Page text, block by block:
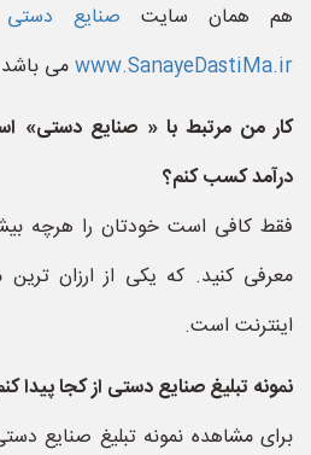
هم همان سایت صنایع
www.SanayeDastiMa.irمی
کار من مرتبط با « صنایع دستی»
درآمد کسب کنم؟
فقط کافی است خودتان را هرچه
معرفی کنید. که یکی از ارزان
اینترنت است.
نمونه تبلیغ صنایع دستی از کجا پیدا
برای مشاهده نمونه تبلیغ صنایع